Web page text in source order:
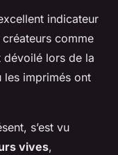
indicateur
comme
dévoilé lors de la
les imprimés ont
s’est vu
vives,